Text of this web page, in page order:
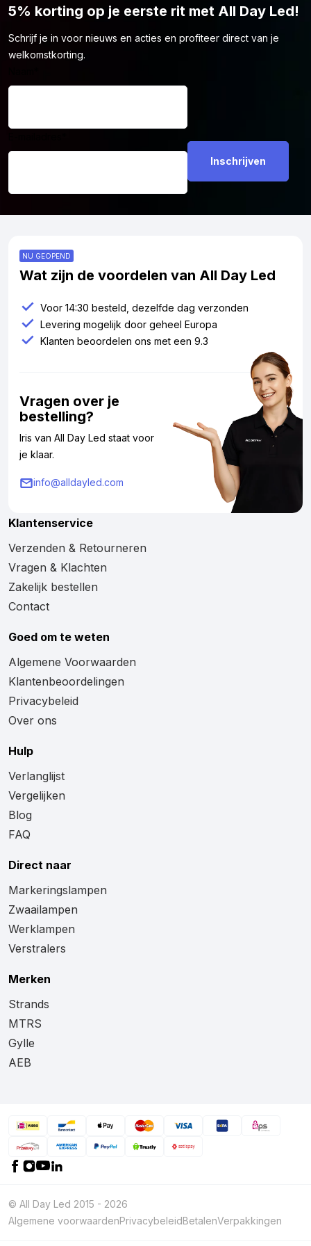
aansluit op jouw voertuig.
5% korting op je eerste rit met All Day Led!
Schrijf je in voor nieuws en acties en profiteer direct van je
welkomstkorting.
NU GEOPEND
Wat zijn de voordelen van All Day Led
Voor 14:30 besteld, dezelfde dag verzonden
Levering mogelijk door geheel Europa
Klanten beoordelen ons met een 9.3
Vragen over je
bestelling?
Iris van All Day Led staat voor
je klaar.
info@alldayled.com
Klantenservice
Verzenden & Retourneren
Vragen & Klachten
Zakelijk bestellen
Contact
Goed om te weten
Algemene Voorwaarden
Klantenbeoordelingen
Privacybeleid
Over ons
Hulp
Verlanglijst
Vergelijken
Blog
FAQ
Direct naar
Markeringslampen
Zwaailampen
Werklampen
Verstralers
Merken
Strands
MTRS
Gylle
AEB
© All Day Led 2015 - 2026
Algemene voorwaardenPrivacybeleidBetalenVerpakkingen